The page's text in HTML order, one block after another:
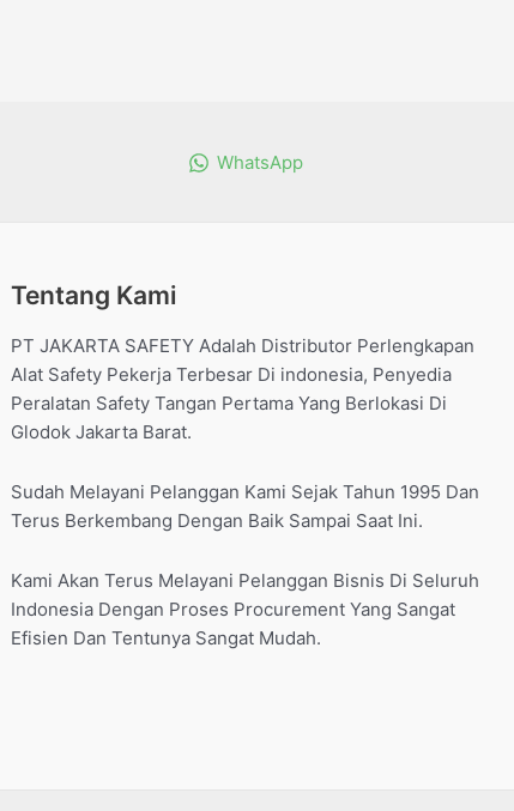
WhatsApp
Tentang Kami
PT JAKARTA SAFETY Adalah Distributor Perlengkapan
Alat Safety Pekerja Terbesar Di indonesia, Penyedia
Peralatan Safety Tangan Pertama Yang Berlokasi Di
Glodok Jakarta Barat.
Sudah Melayani Pelanggan Kami Sejak Tahun 1995 Dan
Terus Berkembang Dengan Baik Sampai Saat Ini.
Kami Akan Terus Melayani Pelanggan Bisnis Di Seluruh
Indonesia Dengan Proses Procurement Yang Sangat
Efisien Dan Tentunya Sangat Mudah.